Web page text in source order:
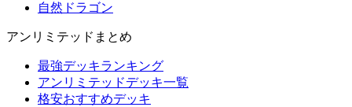
自然ドラゴン
アンリミテッドまとめ
最強デッキランキング
アンリミテッドデッキ一覧
格安おすすめデッキ